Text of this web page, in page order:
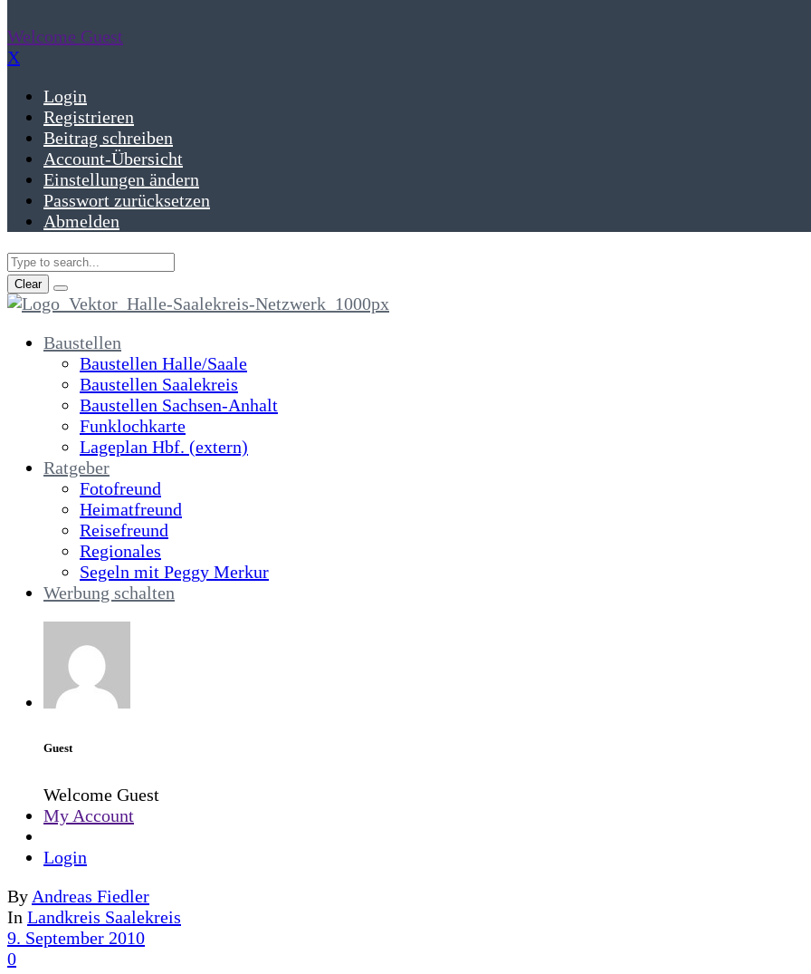
Welcome Guest
X
Login
Registrieren
Beitrag schreiben
Account-Übersicht
Einstellungen ändern
Passwort zurücksetzen
Abmelden
Clear
Baustellen
Baustellen Halle/Saale
Baustellen Saalekreis
Baustellen Sachsen-Anhalt
Funklochkarte
Lageplan Hbf. (extern)
Ratgeber
Fotofreund
Heimatfreund
Reisefreund
Regionales
Segeln mit Peggy Merkur
Werbung schalten
Guest
Welcome Guest
My Account
Login
By Andreas Fiedler
In Landkreis Saalekreis
9. September 2010
0